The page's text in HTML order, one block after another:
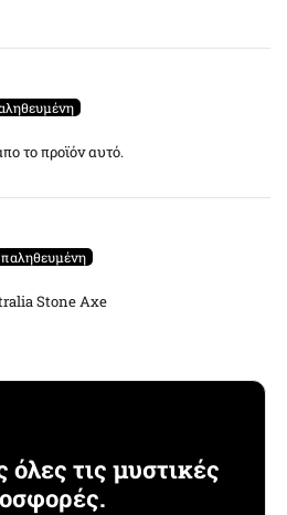
το προϊόν αυτό.
Stone Axe
τις μυστικές